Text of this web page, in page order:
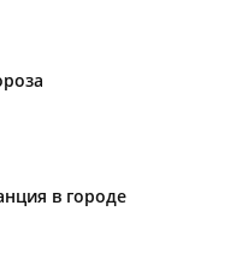
в городе